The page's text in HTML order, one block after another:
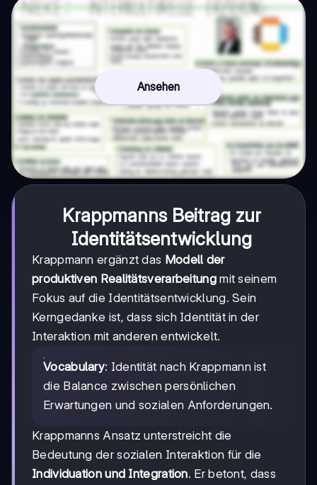
Ansehen
Krappmanns Beitrag zur
Identitätsentwicklung
Krappmann ergänzt das Modell der
produktiven Realitätsverarbeitungmit seinem
Fokus auf die Identitätsentwicklung. Sein
Kerngedanke ist, dass sich Identität in der
Interaktion mit anderen entwickelt.
Vocabulary: Identität nach Krappmann ist
die Balance zwischen persönlichen
Erwartungen und sozialen Anforderungen.
Krappmanns Ansatz unterstreicht die
Bedeutung der sozialen Interaktion für die
Individuation und Integration. Er betont, dass